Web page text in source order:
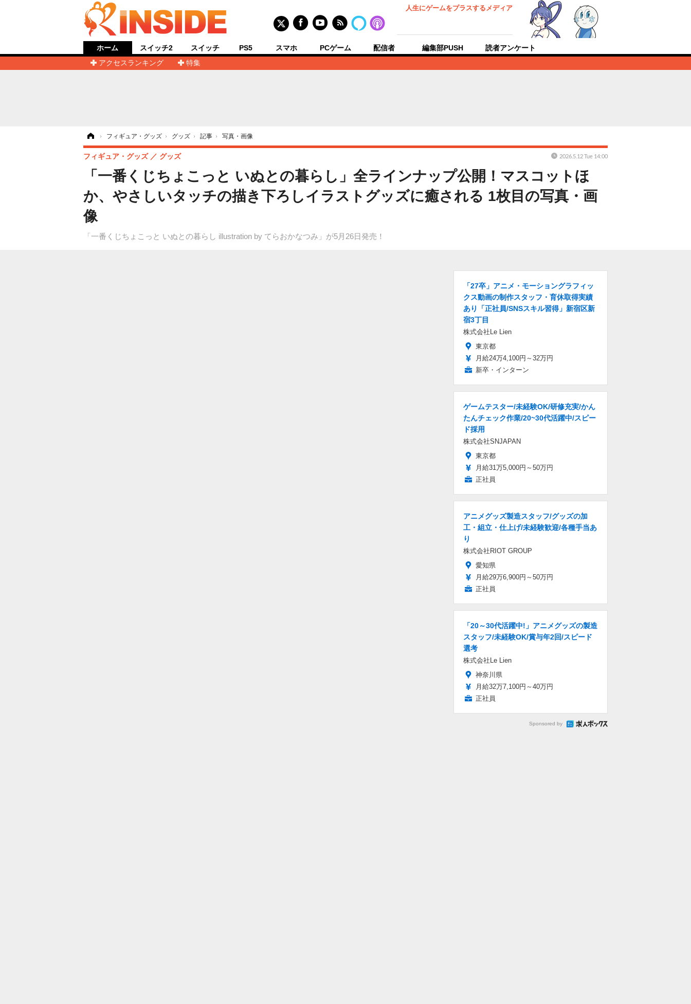
人生にゲームをプラスするメディア
ホーム
アクセスランキング
特集
スイッチ2 スイッチ PS5 スマホ PCゲーム 配信者 編集部PUSH 読者アンケート
› フィギュア・グッズ › グッズ › 記事 › 写真・画像
「一番くじちょこっと いぬとの暮らし」全ラインナップ公開！マスコットほ
か、やさしいタッチの描き下ろしイラストグッズに癒される 1枚目の写真・画
像
「一番くじちょこっと いぬとの暮らし illustration by てらおかなつみ」が5月26日発売！
フィギュア・グッズ グッズ 2026.5.12 Tue 14:00
「27卒」アニメ・モーショングラフィッ
クス動画の制作スタッフ・育休取得実績
あり「正社員/SNSスキル習得」新宿区新
宿3丁目
株式会社Le Lien
東京都
月給24万4,100円～32万円
新卒・インターン
ゲームテスター/未経験OK/研修充実/かん
たんチェック作業/20~30代活躍中/スピー
ド採用
株式会社SNJAPAN
東京都
月給31万5,000円～50万円
正社員
アニメグッズ製造スタッフ/グッズの加
工・組立・仕上げ/未経験歓迎/各種手当あ
り
株式会社RIOT GROUP
愛知県
月給29万6,900円～50万円
正社員
「20～30代活躍中!」アニメグッズの製造
スタッフ/未経験OK/賞与年2回/スピード
選考
株式会社Le Lien
神奈川県
月給32万7,100円～40万円
正社員
Sponsored by